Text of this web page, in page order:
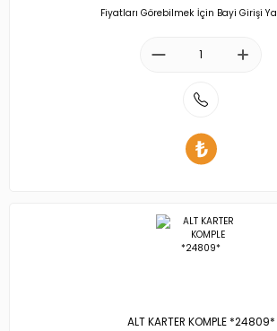
Fiyatları Görebilmek İçin Bayi Girişi
ALT KARTER KOMPLE *24809*